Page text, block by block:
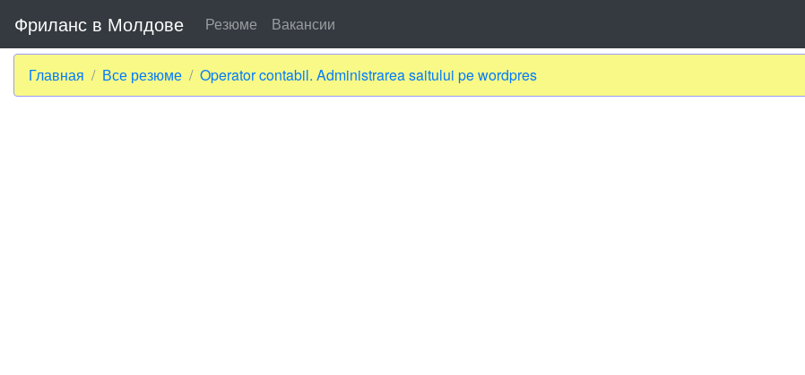
Фриланс в Молдове Резюме Вакансии
Главная Все резюме Operator contabil. Administrarea saitului pe wordpres